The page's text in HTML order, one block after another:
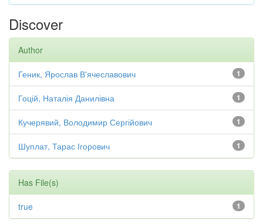
Discover
Author
1
Геник, Ярослав В'ячеславович
1
Гоцій, Наталія Данилівна
1
Кучерявий, Володимир Сергійович
1
Шуплат, Тарас Ігорович
Has File(s)
1
true